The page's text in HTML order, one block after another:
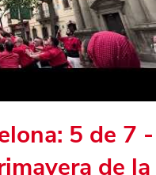
5 de 7 -
de la